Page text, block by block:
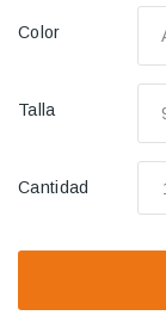
Color
Talla
Cantidad